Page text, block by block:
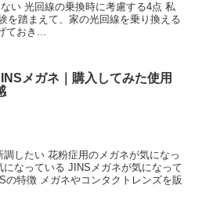
い 光回線の乗換時に考慮する4点 私
を踏まえて、家の光回線を乗り換える
ておき...
メガネ｜購入してみた使用
したい 花粉症用のメガネが気になっ
なっている JINSメガネが気になって
の特徴 メガネやコンタクトレンズを販